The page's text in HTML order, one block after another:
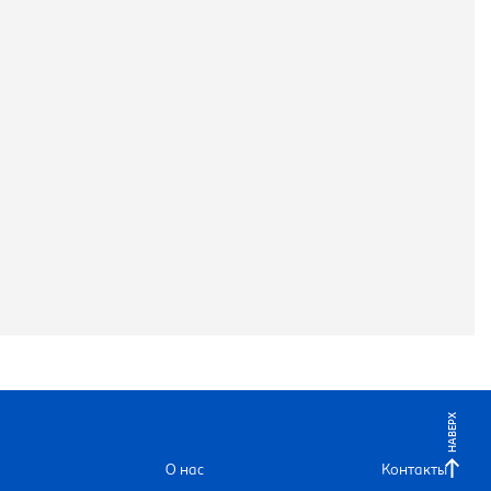
НАВЕРХ
О нас Контакты